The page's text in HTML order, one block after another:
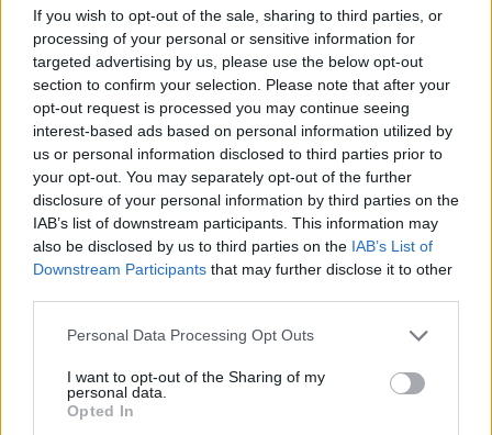
If you wish to opt-out of the sale, sharing to third parties, or
processing of your personal or sensitive information for
targeted advertising by us, please use the below opt-out
section to confirm your selection. Please note that after your
opt-out request is processed you may continue seeing
interest-based ads based on personal information utilized by
us or personal information disclosed to third parties prior to
your opt-out. You may separately opt-out of the further
disclosure of your personal information by third parties on the
IAB’s list of downstream participants. This information may
also be disclosed by us to third parties on the IAB’s List of
Downstream Participants that may further disclose it to other
Please note that this website/app uses one or more Google
not limited to your visit or usage behaviour. You may click to
grant or deny consent to Google and its third-party tags to
use your data for below specified purposes in below Google
Personal Data Processing Opt Outs
I want to opt-out of the Sharing of my
personal data.
Opted In
TEMI: Aci Sport
Comune Di Arzachena
Consorzio Costa Smeralda
Notizie Arzachena
Rally Costa Smeralda
Regione Sardegna
Roberto Consiglio
Roberto Ragnedda
Notizie in tempo reale?
Entra nel canale telegram di
GalluraOggi.it
Inviaci le tue segnalazioni,
i tuoi video e le tue foto